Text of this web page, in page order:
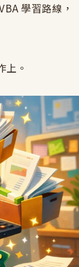
學習路線，
上。